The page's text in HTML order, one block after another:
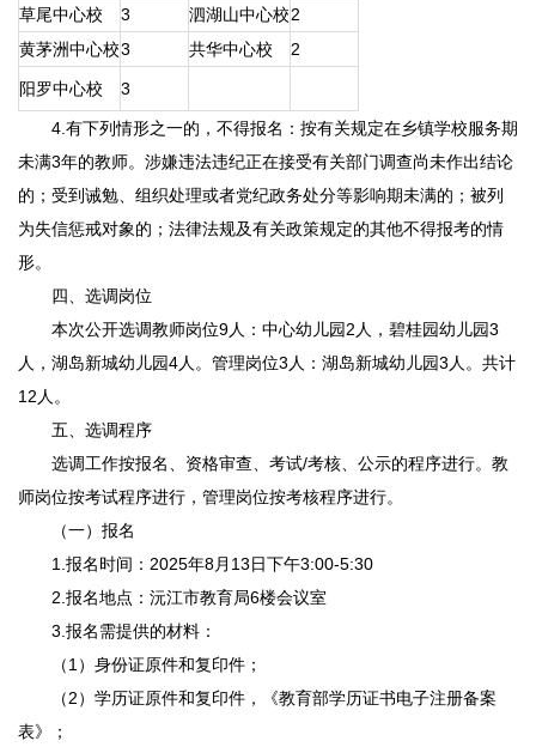
草尾中心校
3 泗湖山中心校2
黄茅洲中心校3 共华中心校 2
阳罗中心校 3
4.有下列情形之一的，不得报名：按有关规定在乡镇学校服务期
未满3年的教师。涉嫌违法违纪正在接受有关部门调查尚未作出结论
的；受到诫勉、组织处理或者党纪政务处分等影响期未满的；被列
为失信惩戒对象的；法律法规及有关政策规定的其他不得报考的情
形。
四、选调岗位
本次公开选调教师岗位9人：中心幼儿园2人，碧桂园幼儿园3
人，湖岛新城幼儿园4人。管理岗位3人：湖岛新城幼儿园3人。共计
12人。
五、选调程序
选调工作按报名、资格审查、考试/考核、公示的程序进行。教
师岗位按考试程序进行，管理岗位按考核程序进行。
（一）报名
1.报名时间：2025年8月13日下午3:00-5:30
2.报名地点：沅江市教育局6楼会议室
3.报名需提供的材料：
（1）身份证原件和复印件；
（2）学历证原件和复印件，《教育部学历证书电子注册备案
表》；